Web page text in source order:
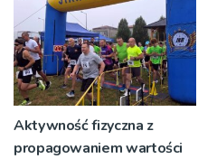
Aktywność fizyczna z
propagowaniem wartości